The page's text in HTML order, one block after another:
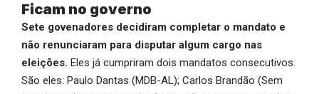
Ficam no governo
Sete govenadores decidiram completar o mandato e
não renunciaram para disputar algum cargo nas
eleições. Eles já cumpriram dois mandatos consecutivos.
São eles: Paulo Dantas (MDB-AL); Carlos Brandão (Sem